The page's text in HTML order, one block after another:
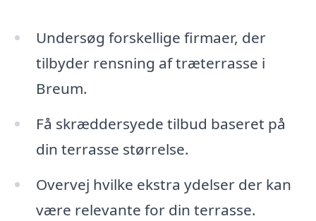
Undersøg forskellige firmaer, der
tilbyder rensning af træterrasse i
Breum.
Få skræddersyede tilbud baseret på
din terrasse størrelse.
Overvej hvilke ekstra ydelser der kan
være relevante for din terrasse.